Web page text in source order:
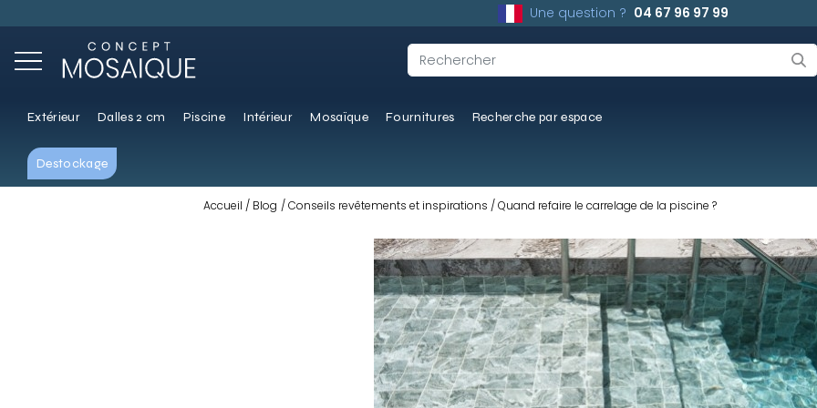
Une question ? 04 67 96 97 99
Extérieur Dalles 2 cm Piscine Intérieur Mosaïque Fournitures Recherche par espace
Destockage
Accueil Blog Conseils revêtements et inspirations Quand refaire le carrelage de la piscine ?